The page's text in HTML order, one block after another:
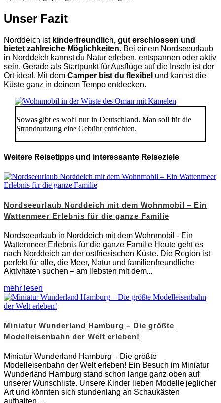
Unser Fazit
Norddeich ist kinderfreundlich, gut erschlossen und
bietet zahlreiche Möglichkeiten. Bei einem Nordseeurlaub
in Norddeich kannst du Natur erleben, entspannen oder aktiv
sein. Gerade als Startpunkt für Ausflüge auf die Inseln ist der
Ort ideal. Mit dem Camper bist du flexibel und kannst die
Küste ganz in deinem Tempo entdecken.
Sowas gibt es wohl nur in Deutschland. Man soll für die
Strandnutzung eine Gebühr entrichten.
Weitere Reisetipps und interessante Reiseziele
Nordseeurlaub Norddeich mit dem Wohnmobil – Ein
Wattenmeer Erlebnis für die ganze Familie
Nordseeurlaub in Norddeich mit dem Wohnmobil - Ein
Wattenmeer Erlebnis für die ganze Familie Heute geht es
nach Norddeich an der ostfriesischen Küste. Die Region ist
perfekt für alle, die Meer, Natur und familienfreundliche
Aktivitäten suchen – am liebsten mit dem...
mehr lesen
Miniatur Wunderland Hamburg – Die größte
Modelleisenbahn der Welt erleben!
Miniatur Wunderland Hamburg – Die größte
Modelleisenbahn der Welt erleben! Ein Besuch im Miniatur
Wunderland Hamburg stand schon lange ganz oben auf
unserer Wunschliste. Unsere Kinder lieben Modelle jeglicher
Art und könnten sich stundenlang an Schaukästen
aufhalten,...